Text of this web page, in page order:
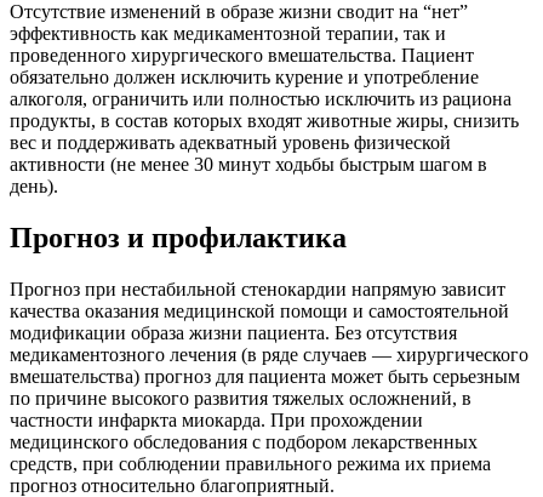
Отсутствие изменений в образе жизни сводит на “нет”
эффективность как медикаментозной терапии, так и
проведенного хирургического вмешательства. Пациент
обязательно должен исключить курение и употребление
алкоголя, ограничить или полностью исключить из рациона
продукты, в состав которых входят животные жиры, снизить
вес и поддерживать адекватный уровень физической
активности (не менее 30 минут ходьбы быстрым шагом в
день).
Прогноз и профилактика
Прогноз при нестабильной стенокардии напрямую зависит
качества оказания медицинской помощи и самостоятельной
модификации образа жизни пациента. Без отсутствия
медикаментозного лечения (в ряде случаев — хирургического
вмешательства) прогноз для пациента может быть серьезным
по причине высокого развития тяжелых осложнений, в
частности инфаркта миокарда. При прохождении
медицинского обследования с подбором лекарственных
средств, при соблюдении правильного режима их приема
прогноз относительно благоприятный.